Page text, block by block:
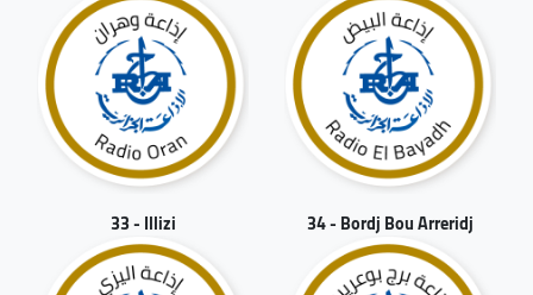
33 - Illizi 34 - Bordj Bou Arreridj